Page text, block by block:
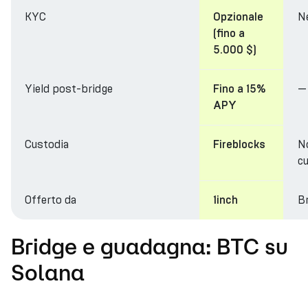
KYC
Opzionale
(fino a
5.000 $)
Yield post-bridge
Fino a 15%
APY
—
Custodia Fireblocks
Offerto da 1inch
Bridge e guadagna: BTC su
Solana